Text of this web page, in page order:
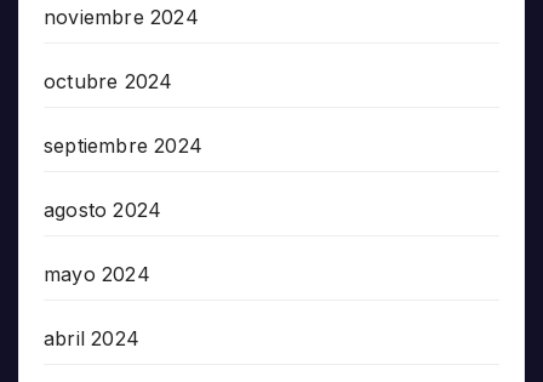
noviembre 2024
octubre 2024
septiembre 2024
agosto 2024
mayo 2024
abril 2024